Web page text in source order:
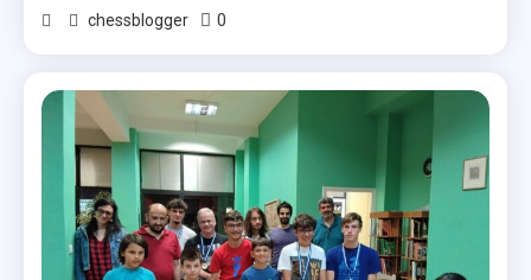
chessblogger 0